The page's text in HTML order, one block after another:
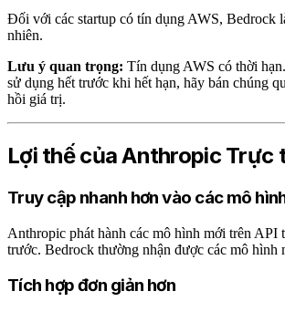
Đối với các startup có tín dụng AWS, Bedrock
nhiên.
Lưu ý quan trọng: Tín dụng AWS có thời
sử dụng hết trước khi hết hạn, hãy bán chúng
hồi giá trị.
Lợi thế của Anthropic Trực
Truy cập nhanh hơn vào các mô
Anthropic phát hành các mô hình mới trên API
trước. Bedrock thường nhận được các mô hình
Tích hợp đơn giản hơn